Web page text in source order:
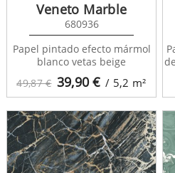
49,87 € 39,90€ / 5,2 m²
Veneto Marble
680936
Papel pintado efecto mármol
blanco vetas beige